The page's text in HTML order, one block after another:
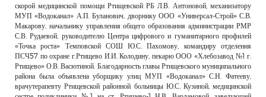
скорой медицинской помощи Ртищевской РБ Л.В. Антоновой, механизатору
МУП «Водоканал» А.П. Буланович, дворнику ООО «Универсал-Строй» С.В.
Макарову, начальнику управления общего образования администрации РМР
С.В. Рудаевой, руководителю Центра цифрового и гуманитарного профилей
«Точка роста» Темповской СОШ Ю.С. Пахомову, командиру отделения
ПСЧ57 по охране г.Ртищево И.И. Колодину, пекарю ООО «Хлебозавод №1 г.
Ртищево» О.В. Васютиной. Благодарность главы Ртищевского муниципального
района была объявлена уборщику улиц МУП «Водоканал» С.Н. Фатееву,
врачутерапевту Ртищевской районной больницы Ю.С. Кузиной, медицинской